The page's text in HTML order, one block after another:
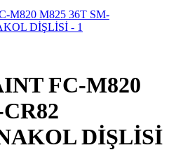
FC-M820
DİŞLİSİ